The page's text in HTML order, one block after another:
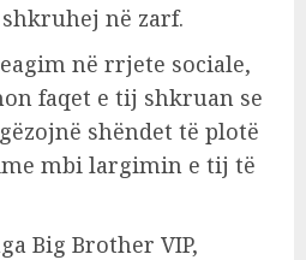
në zarf.
në rrjete sociale,
faqet e tij shkruan se
shëndet të plotë
mbi largimin e tij të